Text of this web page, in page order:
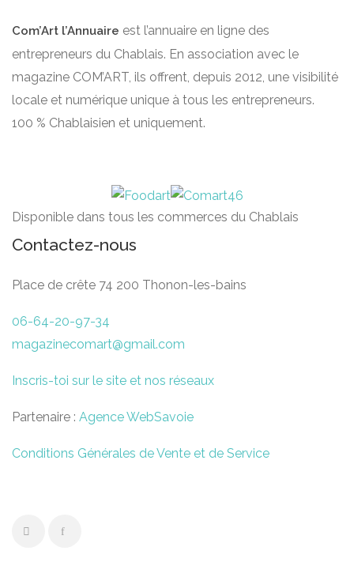
Com’Art l’Annuaire est l’annuaire en ligne des
entrepreneurs du Chablais. En association avec le
magazine COM’ART, ils offrent, depuis 2012, une visibilité
locale et numérique unique à tous les entrepreneurs.
100 % Chablaisien et uniquement.
Disponible dans tous les commerces du Chablais
Contactez-nous
Place de crête 74 200 Thonon-les-bains
06-64-20-97-34
magazinecomart@gmail.com
Inscris-toi sur le site et nos réseaux
Partenaire : Agence WebSavoie
Conditions Générales de Vente et de Service